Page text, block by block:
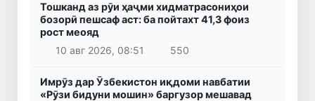
Тошканд аз рӯи ҳаҷми хидматрасониҳои
бозорӣ пешсаф аст: ба пойтахт 41,3 фоиз
рост меояд
10 авг 2026, 08:51
550
Имрӯз дар Ӯзбекистон иқдоми навбатии
«Рӯзи бидуни мошин» баргузор мешавад